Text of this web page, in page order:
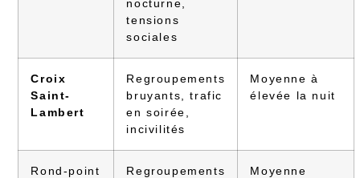
nocturne,
tensions
sociales
Croix
Saint-
Lambert
Regroupements
bruyants, trafic
en soirée,
incivilités
Moyenne à
élevée la nuit
Rond-point
Regroupements
Moyenne